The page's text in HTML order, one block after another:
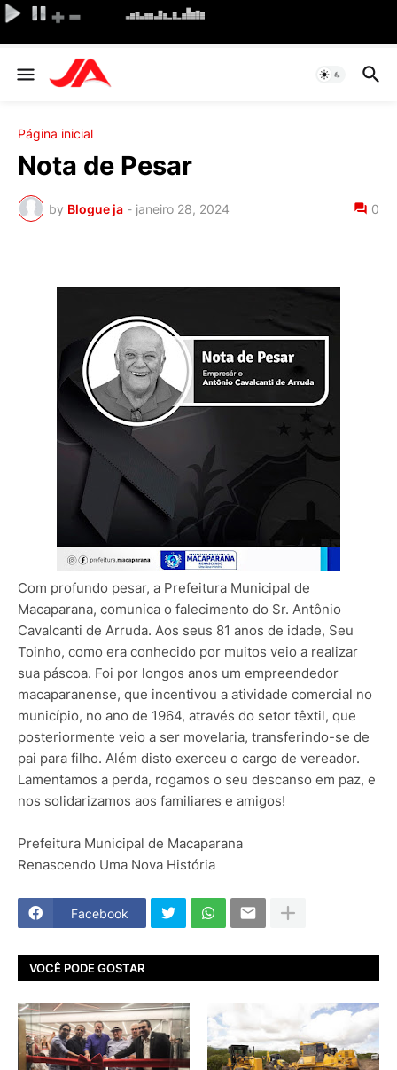
Página inicial
Nota de Pesar
by Blogue ja - janeiro 28, 2024 0
Com profundo pesar, a Prefeitura Municipal de
Macaparana, comunica o falecimento do Sr. Antônio
Cavalcanti de Arruda. Aos seus 81 anos de idade, Seu
Toinho, como era conhecido por muitos veio a realizar
sua páscoa. Foi por longos anos um empreendedor
macaparanense, que incentivou a atividade comercial no
município, no ano de 1964, através do setor têxtil, que
posteriormente veio a ser movelaria, transferindo-se de
pai para filho. Além disto exerceu o cargo de vereador.
Lamentamos a perda, rogamos o seu descanso em paz, e
nos solidarizamos aos familiares e amigos!
Prefeitura Municipal de Macaparana
Renascendo Uma Nova História
Facebook
VOCÊ PODE GOSTAR